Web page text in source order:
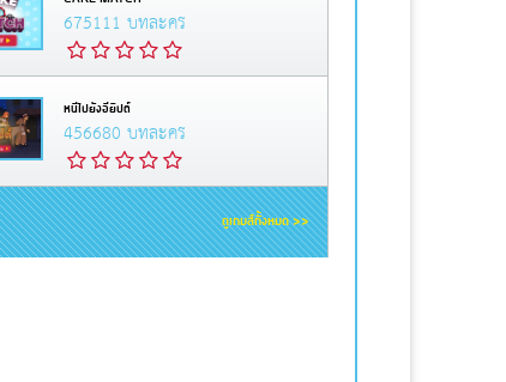
675111 บทละคร
หนีไปยังอียิปต์
456680 บทละคร
ดูเกมส์ทั้งหมด >>